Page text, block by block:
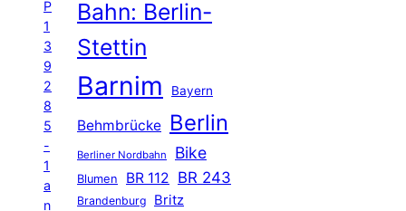
P
1
3
9
2
8
5
-
1
a
n
Bahn: Berlin-
Stettin
Barnim Bayern
Behmbrücke Berlin
Berliner Nordbahn Bike
Blumen BR 112 BR 243
Brandenburg Britz